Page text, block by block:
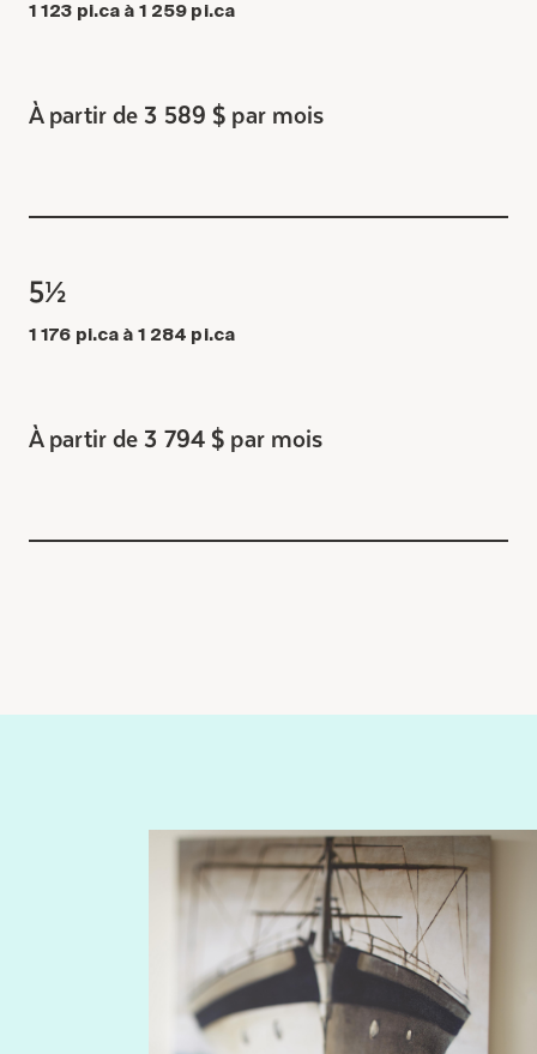
1 123 pi.ca à 1 259 pi.ca
À partir de 3 589 $ par mois
5½
1 176 pi.ca à 1 284 pi.ca
À partir de 3 794 $ par mois